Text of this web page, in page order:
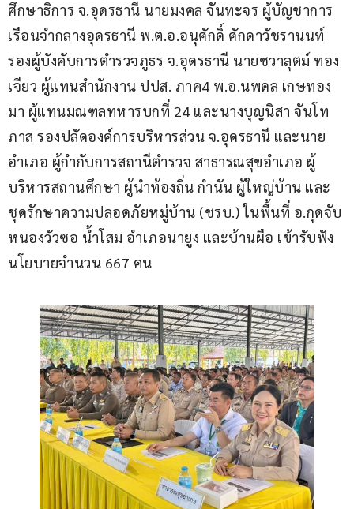
ศึกษาธิการ จ.อุดรธานี นายมงคล จันทะจร ผู้บัญชาการ
เรือนจำกลางอุดรธานี พ.ต.อ.อนุศักดิ์ ศักดาวัชรานนท์
รองผู้บังคับการตำรวจภูธร จ.อุดรธานี นายชวาลุตม์ ทอง
เจียว ผู้แทนสำนักงาน ปปส. ภาค4 พ.อ.นพดล เกษทอง
มา ผู้แทนมณฑลทหารบกที่ 24 และนางบุญนิสา จันโท
ภาส รองปลัดองค์การบริหารส่วน จ.อุดรธานี และนาย
อำเภอ ผู้กำกับการสถานีตำรวจ สาธารณสุขอำเภอ ผู้
บริหารสถานศึกษา ผู้นำท้องถิ่น กำนัน ผู้ใหญ่บ้าน และ
ชุดรักษาความปลอดภัยหมู่บ้าน (ชรบ.) ในพื้นที่ อ.กุดจับ
หนองวัวซอ น้ำโสม อำเภอนายูง และบ้านผือ เข้ารับฟัง
นโยบายจำนวน 667 คน